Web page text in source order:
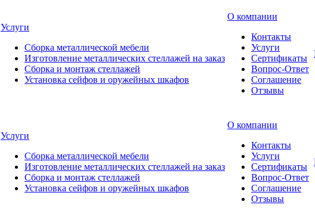
Услуги
Сборка металлической мебели
Изготовление металлических стеллажей на заказ
Сборка и монтаж стеллажей
Установка сейфов и оружейных шкафов
О компании
Контакты
Услуги
Сертификаты
Вопрос-Ответ
Соглашение
Отзывы
Услуги
Сборка металлической мебели
Изготовление металлических стеллажей на заказ
Сборка и монтаж стеллажей
Установка сейфов и оружейных шкафов
О компании
Контакты
Услуги
Сертификаты
Вопрос-Ответ
Соглашение
Отзывы